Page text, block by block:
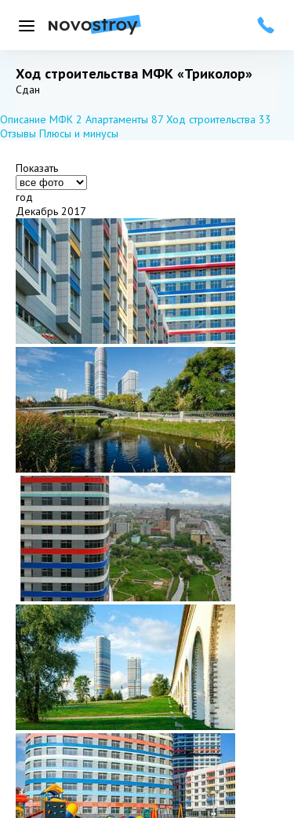
Меню
Ход строительства МФК «Триколор»
Добавить в избранное
Подписаться
Сдан
Описание МФК 2 Апартаменты 87 Ход строительства 33
Отзывы Плюсы и минусы
Показать
год
Декабрь 2017